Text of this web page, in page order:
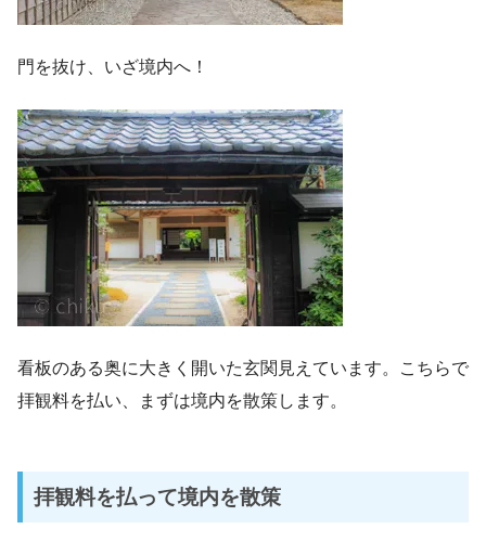
門を抜け、いざ境内へ！
看板のある奥に大きく開いた玄関見えています。こちらで
拝観料を払い、まずは境内を散策します。
拝観料を払って境内を散策